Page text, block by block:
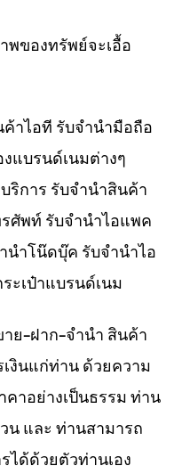
พของทรัพย์จะเอื้อ
าไอที รับจำนำมือถือ
แบรนด์เนมต่างๆ
ริการ รับจำนำสินค้า
ศัพท์ รับจำนำไอแพค
นำโน๊ดบุ๊ค รับจำนำไอ
ะเป๋าแบรนด์เนม
ย-ฝาก-จำนำ สินค้า
งินแก่ท่าน ด้วยความ
คาอย่างเป็นธรรม ท่าน
น และ ท่านสามารถ
ได้ด้วยตัวท่านเอง